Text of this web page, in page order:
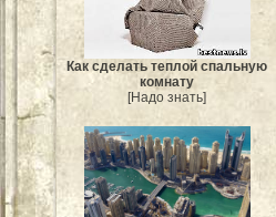
Как сделать теплой спальную
комнату
[Надо знать]